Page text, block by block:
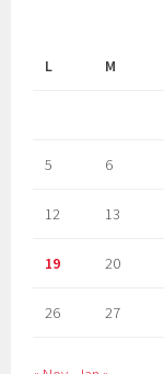
L
M
5 6
12 13
19 20
26 27